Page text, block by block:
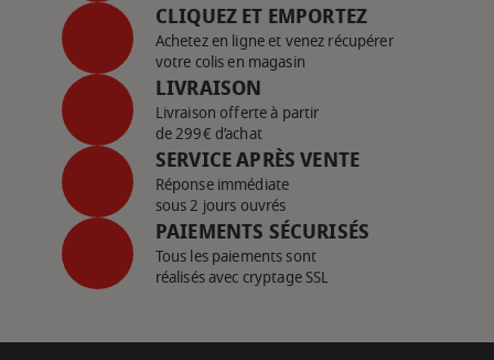
CLIQUEZ ET EMPORTEZ
Achetez en ligne et venez récupérer
votre colis en magasin
LIVRAISON
Livraison offerte à partir
de 299€ d’achat
SERVICE APRÈS VENTE
Réponse immédiate
sous 2 jours ouvrés
PAIEMENTS SÉCURISÉS
Tous les paiements sont
réalisés avec cryptage SSL